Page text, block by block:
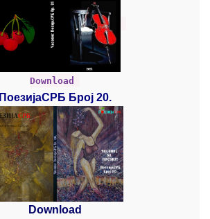
Download
ПоезијаСРБ Број 20.
Download